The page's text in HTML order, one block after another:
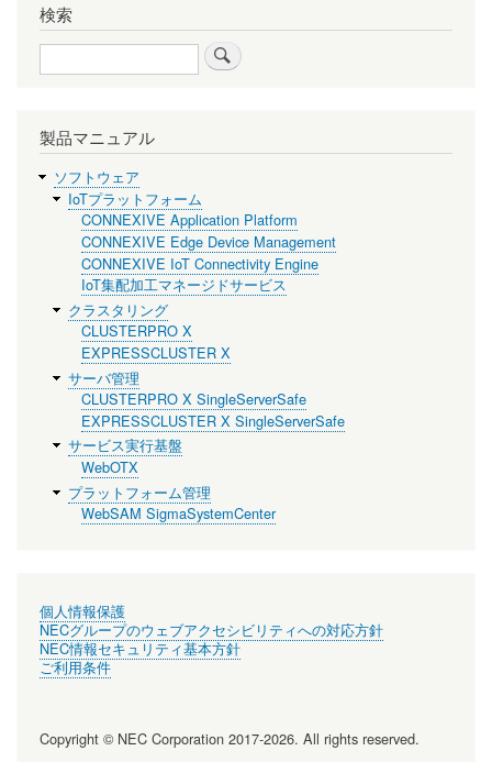
検索
検
索
製品マニュアル
ソフトウェア
IoTプラットフォーム
CONNEXIVE Application Platform
CONNEXIVE Edge Device Management
CONNEXIVE IoT Connectivity Engine
IoT集配加工マネージドサービス
クラスタリング
CLUSTERPRO X
EXPRESSCLUSTER X
サーバ管理
CLUSTERPRO X SingleServerSafe
EXPRESSCLUSTER X SingleServerSafe
サービス実行基盤
WebOTX
プラットフォーム管理
WebSAM SigmaSystemCenter
個人情報保護
NECグループのウェブアクセシビリティへの対応方針
NEC情報セキュリティ基本方針
ご利用条件
Copyright © NEC Corporation 2017-2026. All rights reserved.